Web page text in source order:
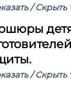
/ Скрыть
/ Скрыть